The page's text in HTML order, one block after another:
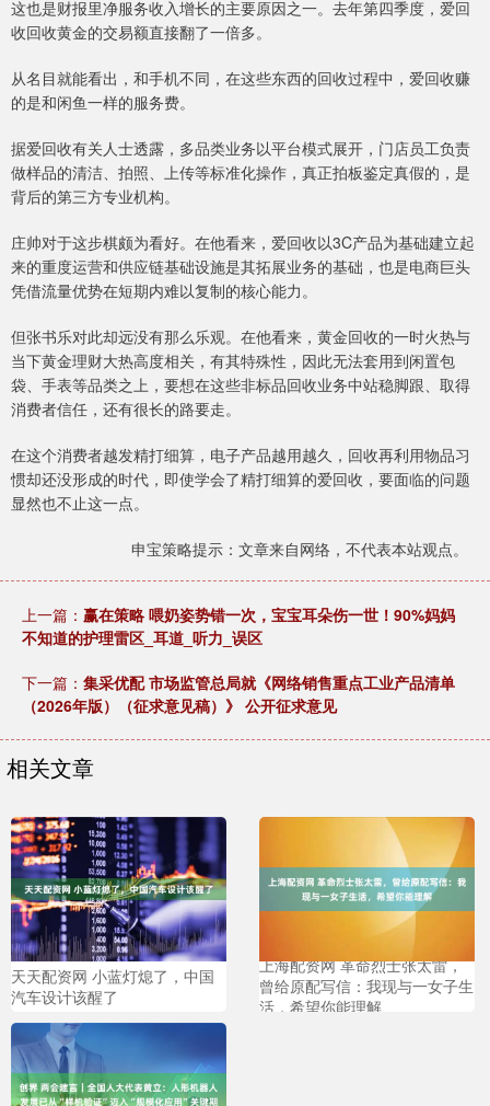
这也是财报里净服务收入增长的主要原因之一。去年第四季度，爱回
收回收黄金的交易额直接翻了一倍多。
从名目就能看出，和手机不同，在这些东西的回收过程中，爱回收赚
的是和闲鱼一样的服务费。
据爱回收有关人士透露，多品类业务以平台模式展开，门店员工负责
做样品的清洁、拍照、上传等标准化操作，真正拍板鉴定真假的，是
背后的第三方专业机构。
庄帅对于这步棋颇为看好。在他看来，爱回收以3C产品为基础建立起
来的重度运营和供应链基础设施是其拓展业务的基础，也是电商巨头
凭借流量优势在短期内难以复制的核心能力。
但张书乐对此却远没有那么乐观。在他看来，黄金回收的一时火热与
当下黄金理财大热高度相关，有其特殊性，因此无法套用到闲置包
袋、手表等品类之上，要想在这些非标品回收业务中站稳脚跟、取得
消费者信任，还有很长的路要走。
在这个消费者越发精打细算，电子产品越用越久，回收再利用物品习
惯却还没形成的时代，即使学会了精打细算的爱回收，要面临的问题
显然也不止这一点。
申宝策略提示：文章来自网络，不代表本站观点。
上一篇： 赢在策略 喂奶姿势错一次，宝宝耳朵伤一世！90%妈妈
不知道的护理雷区_耳道_听力_误区
下一篇： 集采优配 市场监管总局就《网络销售重点工业产品清单
（2026年版）（征求意见稿）》 公开征求意见
相关文章
天天配资网 小蓝灯熄了，中国
汽车设计该醒了
上海配资网 革命烈士张太雷，
曾给原配写信：我现与一女子生
活，希望你能理解